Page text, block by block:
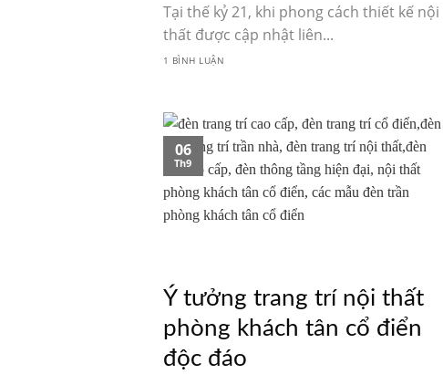
Tại thế kỷ 21, khi phong cách thiết kế nội
thất được cập nhật liên...
1 BÌNH LUẬN
Ý tưởng trang trí nội thất
phòng khách tân cổ điển
độc đáo
06
Th9